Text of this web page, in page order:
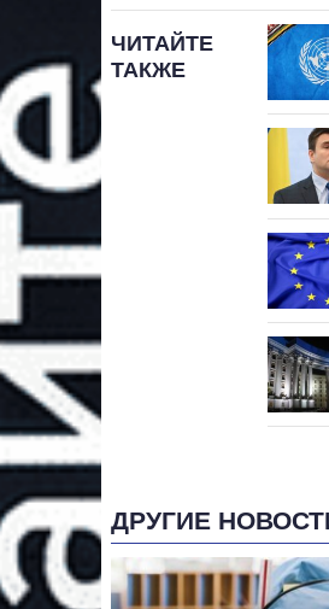
ЧИТАЙТЕ
ТАКЖЕ
ДРУГИЕ